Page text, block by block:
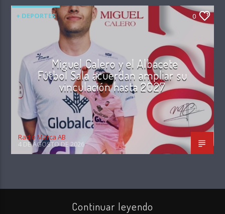
+ DEPORTES 0
Miguel Calero y el Albacete
Fútbol Sala acuerdan ampliar su
vinculación hasta 2027
Radio Marca AB
4 DE AGOSTO DE 2026
Continuar leyendo